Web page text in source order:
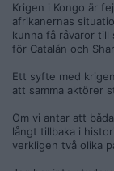
Krigen i Kongo är
afrikanernas
kunna få råvaror till
för Catalán och
Ett syfte med
att samma aktörer
Om vi antar att
långt tillbaka i
verkligen två olika